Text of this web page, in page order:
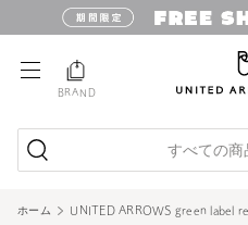
BRAND
すべての商
ホーム UNITED ARROWS green label